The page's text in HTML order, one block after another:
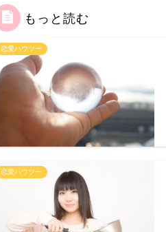
もっと読む
恋愛ハウツー
恋愛ハウツー